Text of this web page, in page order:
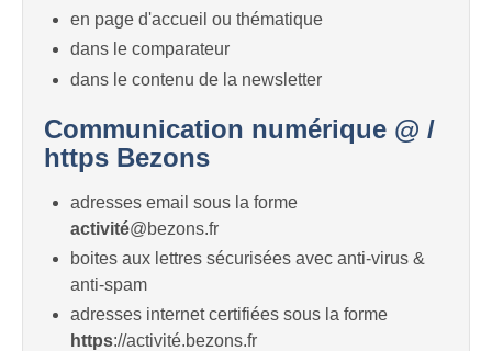
en page d'accueil ou thématique
dans le comparateur
dans le contenu de la newsletter
Communication numérique @ /
https Bezons
adresses email sous la forme
activité@bezons.fr
boites aux lettres sécurisées avec anti-virus &
anti-spam
adresses internet certifiées sous la forme
https://activité.bezons.fr